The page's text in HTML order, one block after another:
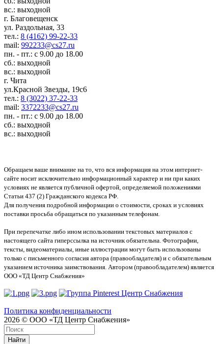
вс.: выходной
г. Благовещенск
ул. Раздольная, 33
тел.: 8 (4162) 99-22-33
mail: 992233@cs27.ru
пн. - пт.: с 9.00 до 18.00
сб.: выходной
вс.: выходной
г. Чита
ул.Красной Звезды, 19с6
тел.: 8 (3022) 37-22-33
mail: 3372233@cs27.ru
пн. - пт.: с 9.00 до 18.00
сб.: выходной
вс.: выходной
Обращаем ваше внимание на то, что вся информация на этом интернет-
сайте носит исключительно информационный характер и ни при каких
условиях не является публичной офертой, определяемой положениями
Статьи 437 (2) Гражданского кодекса РФ.
Для получения подробной информации о стоимости, сроках и условиях
поставки просьба обращаться по указанным телефонам.
При перепечатке либо ином использовании текстовых материалов с
настоящего сайта гиперссылка на источник обязательна. Фотографии,
тексты, видеоматериалы, иные иллюстрации могут быть использованы
только с письменного согласия автора (правообладателя) и с обязательным
указанием источника заимствования. Автором (правообладателем) является
ООО «ТД Центр Снабжения»
Политика конфиденциальности
2026 © ООО «ТД Центр Снабжения»
Найти